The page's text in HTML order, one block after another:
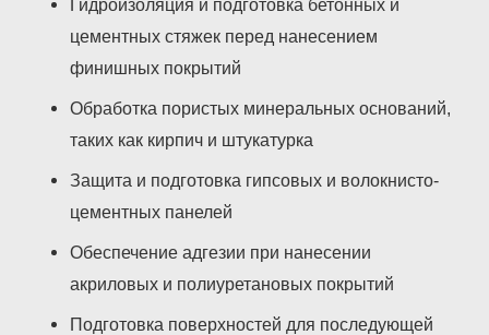
Гидроизоляция и подготовка бетонных и
цементных стяжек перед нанесением
финишных покрытий
Обработка пористых минеральных оснований,
таких как кирпич и штукатурка
Защита и подготовка гипсовых и волокнисто-
цементных панелей
Обеспечение адгезии при нанесении
акриловых и полиуретановых покрытий
Подготовка поверхностей для последующей